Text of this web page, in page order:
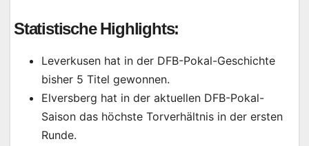
Statistische Highlights:
Leverkusen hat in der DFB-Pokal-Geschichte
bisher 5 Titel gewonnen.
Elversberg hat in der aktuellen DFB-Pokal-
Saison das höchste Torverhältnis in der ersten
Runde.